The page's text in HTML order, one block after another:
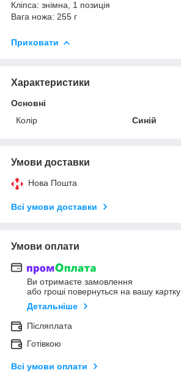
Кліпса: знімна, 1 позиція
Вага ножа: 255 г
Приховати
Характеристики
Основні
Колір
Синій
Умови доставки
Нова Пошта
Всі умови доставки
Умови оплати
Ви отримаєте замовлення
або гроші повернуться на вашу картку
Детальніше
Післяплата
Готівкою
Всі умови оплати